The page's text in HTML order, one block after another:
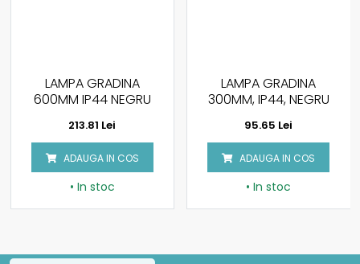
LAMPA GRADINA
300MM, IP44, NEGRU
95.65 Lei
ADAUGA IN COS
• In stoc
LAMPA LED GRADINA
12W CU TEPUSA, CORP
3000K
145.39 Lei
ADAUGA IN COS
• Stoc: La comanda